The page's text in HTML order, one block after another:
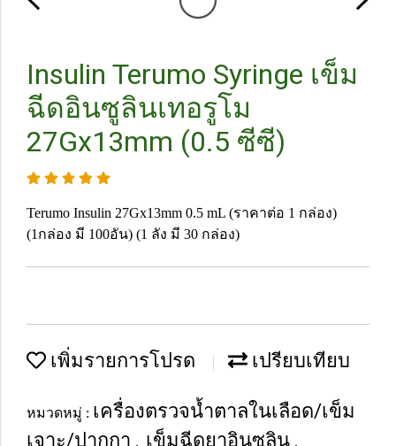
Insulin Terumo Syringe เข็ม
ฉีดอินซูลินเทอรูโม
27Gx13mm (0.5 ซีซี)
Terumo Insulin 27Gx13mm 0.5 mL (ราคาต่อ 1 กล่อง)
(1กล่อง มี 100อัน) (1 ลัง มี 30 กล่อง)
เพิ่มรายการโปรด เปรียบเทียบ
หมวดหมู่ : เครื่องตรวจน้ำตาลในเลือด/เข็ม
เจาะ/ปากกา , เข็มฉีดยาอินซูลิน ,